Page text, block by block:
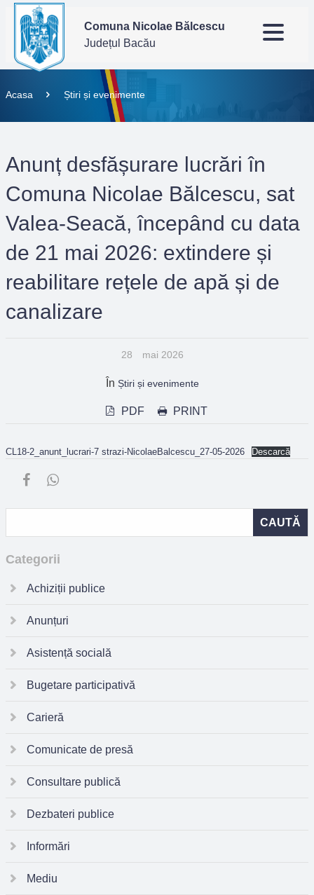
Comuna Nicolae Bălcescu
Județul Bacău
Acasa Știri și evenimente
Anunț desfășurare lucrări în
Comuna Nicolae Bălcescu, sat
Valea-Seacă, începând cu data
de 21 mai 2026: extindere și
reabilitare rețele de apă și de
canalizare
28 mai 2026
În Știri și evenimente
PDF PRINT
CL18-2_anunt_lucrari-7 strazi-NicolaeBalcescu_27-05-2026 Descarcă
Categorii
Achiziții publice
Anunțuri
Asistență socială
Bugetare participativă
Carieră
Comunicate de presă
Consultare publică
Dezbateri publice
Informări
Mediu